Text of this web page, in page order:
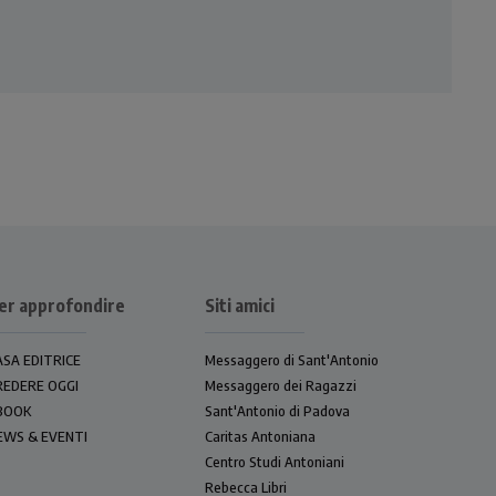
approfondire
EDITRICE
OGGI
& EVENTI
Siti amici
Messaggero di Sant'Antonio
Messaggero dei Ragazzi
Sant'Antonio di Padova
Caritas Antoniana
Centro Studi Antoniani
Rebecca Libri